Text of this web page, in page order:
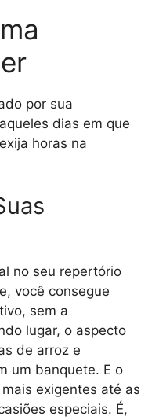
por sua
dias em que
horas na
no seu repertório
você consegue
sem a
lugar, o aspecto
de arroz e
um banquete. E o
exigentes até as
especiais. É,